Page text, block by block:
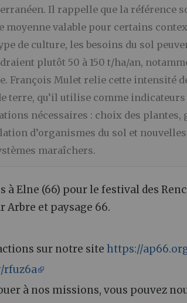
Il rappelle que la référence
moyenne valable pour certains
de culture, les besoins du sol
plutôt 50 à 150 t/ha/an,
François Mulet relie cette intensité
terre, qu’il utilise comme
nécessaires : choix des
d’organismes du sol et
maraîchers.
à Elne (66) pour le festival des
Arbre et paysage 66.
sur notre site https://
rfuz6a
à nos missions, vous pouvez